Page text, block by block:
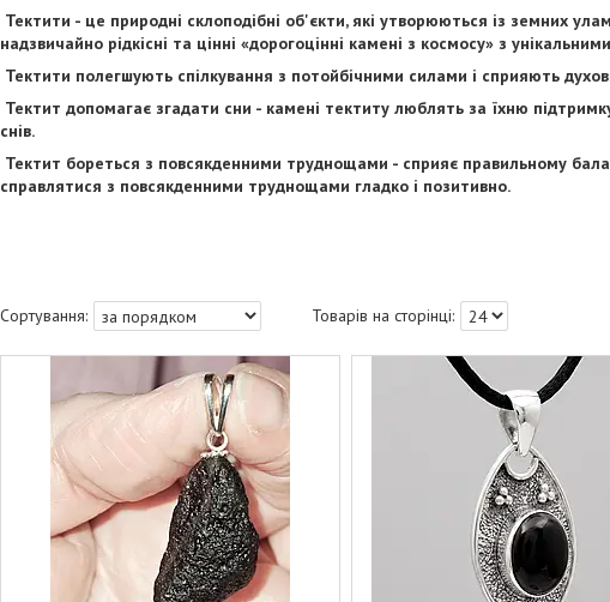
Тектити - це природні склоподібні об'єкти, які утворюються із земних
надзвичайно рідкісні та цінні «дорогоцінні камені з космосу» з
Тектити полегшують спілкування з потойбічними силами і сприяють
Тектит допомагає згадати сни - камені тектиту люблять за їхню
снів.
Тектит бореться з повсякденними труднощами - сприяє правильному
справлятися з повсякденними труднощами гладко і позитивно.